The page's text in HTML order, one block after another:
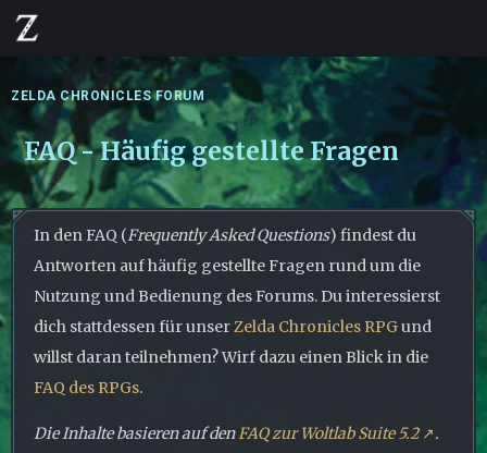
ZELDA CHRONICLES FORUM
FAQ - Häufig gestellte Fragen
In den FAQ (Frequently Asked Questions) findest du
Antworten auf häufig gestellte Fragen rund um die
Nutzung und Bedienung des Forums. Du interessierst
dich stattdessen für unserZelda Chronicles RPGund
willst daran teilnehmen? Wirf dazu einen Blick in die
FAQ des RPGs.
Die Inhalte basieren auf denFAQ zur Woltlab Suite 5.2
.